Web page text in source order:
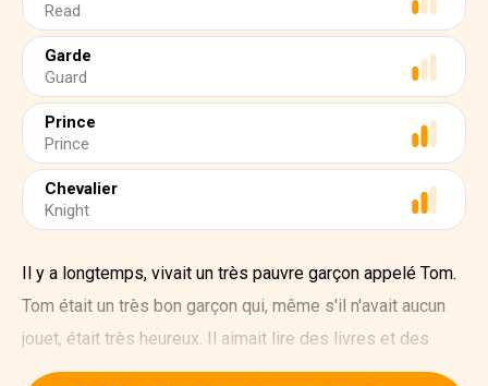
Read
Garde
Guard
Prince
Prince
Chevalier
Knight
Il y a longtemps, vivait un très pauvre garçon appelé Tom.
Tom était un très bon garçon qui, même s'il n'avait aucun
jouet, était très heureux. Il aimait lire des livres et des
histoires à propos de chevaliers et de royaumes. Il